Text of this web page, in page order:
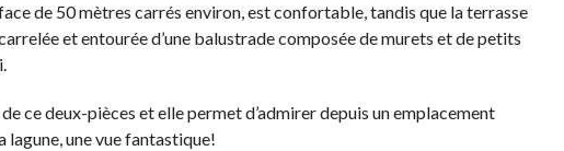
de 50 mètres carrés environ, est confortable, tandis que la terrasse
et entourée d’une balustrade composée de murets et de petits
ce deux-pièces et elle permet d’admirer depuis un emplacement
une vue fantastique!